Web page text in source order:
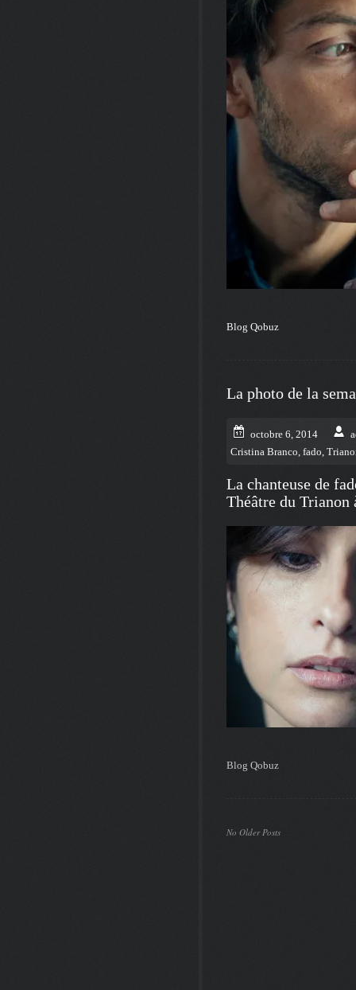
Blog Qobuz
La photo de la
octobre 6, 2014
Cristina Branco, fado,
La chanteuse de
Théâtre du Trianon
Blog Qobuz
No Older Posts